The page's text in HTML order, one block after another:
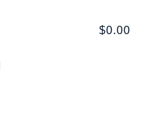
$0.00